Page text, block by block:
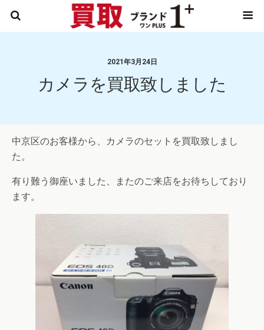
2021年3月24日
カメラを買取致しました
中京区のお客様から、カメラのセットを買取致しまし
た。
有り難う御座いました、またのご来店をお待ちしており
ます。